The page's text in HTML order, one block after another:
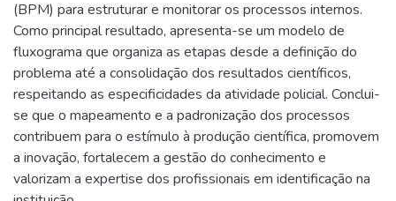
(BPM) para estruturar e monitorar os processos internos.
Como principal resultado, apresenta-se um modelo de
fluxograma que organiza as etapas desde a definição do
problema até a consolidação dos resultados científicos,
respeitando as especificidades da atividade policial. Conclui-
se que o mapeamento e a padronização dos processos
contribuem para o estímulo à produção científica, promovem
a inovação, fortalecem a gestão do conhecimento e
valorizam a expertise dos profissionais em identificação na